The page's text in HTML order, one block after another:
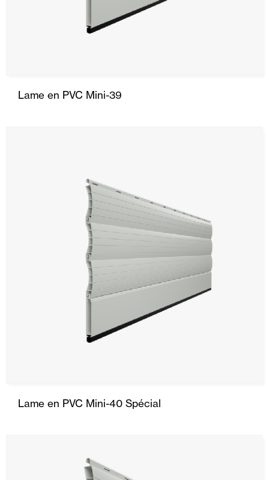
Lame en PVC Mini-39
Lame en PVC Mini-40 Spécial